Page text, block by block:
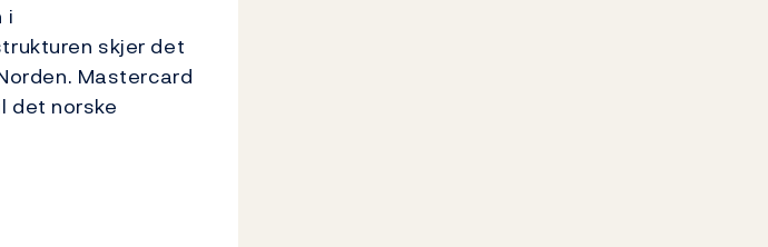
i
skjer det
Mastercard
det norske